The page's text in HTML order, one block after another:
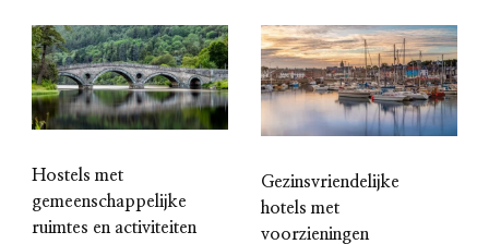
Hostels met
gemeenschappelijke
ruimtes en activiteiten
Gezinsvriendelijke
hotels met
voorzieningen